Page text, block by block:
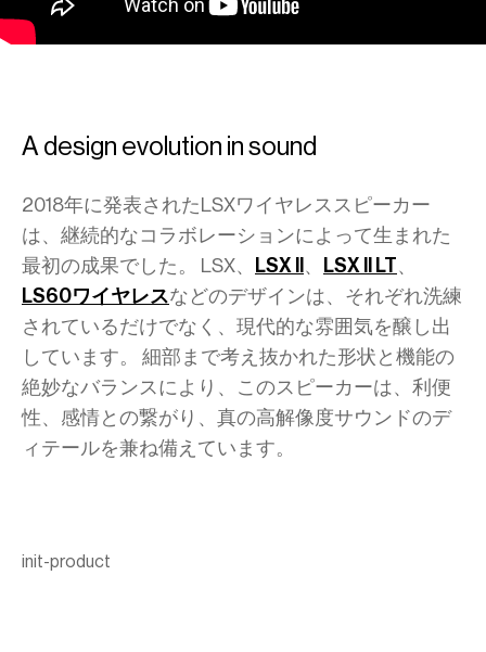
A design evolution in sound
2018年に発表されたLSXワイヤレススピーカー
は、継続的なコラボレーションによって生まれた
最初の成果でした。 LSX、
LSX II 、 LSX II LT、
LS60ワイヤレスなどのデザインは、それぞれ洗練
されているだけでなく、現代的な雰囲気を醸し出
しています。 細部まで考え抜かれた形状と機能の
絶妙なバランスにより、このスピーカーは、利便
性、感情との繋がり、真の高解像度サウンドのデ
ィテールを兼ね備えています。
init-product